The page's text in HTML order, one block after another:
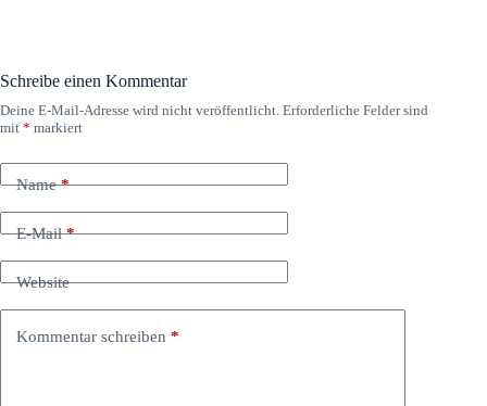
Schreibe einen Kommentar
Deine E-Mail-Adresse wird nicht veröffentlicht. Erforderliche Felder sind
mit * markiert
Name*
E-Mail*
Website
Kommentar schreiben *